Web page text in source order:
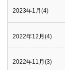
2023年1月(4)
2022年12月(4)
2022年11月(3)